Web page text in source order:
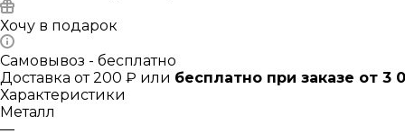
Хочу в подарок
Самовывоз - бесплатно
Доставка от 200 ₽ или бесплатно при заказе от 3
Характеристики
Металл
—